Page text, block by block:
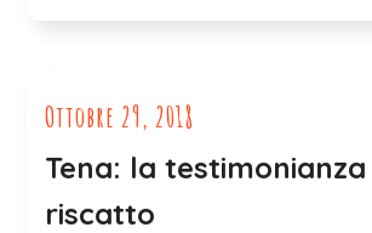
Ottobre 29, 2018
Tena: la testimonianza
riscatto